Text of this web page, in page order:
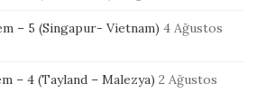
– 5 (Singapur- Vietnam) 4 Ağustos
– 4 (Tayland – Malezya) 2 Ağustos